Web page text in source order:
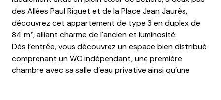
des Allées Paul Riquet et de laPlace Jean Jaurès,
découvrez cet appartement de type 3 en duplex de
84 m², alliant charme de l'ancien et luminosité.
Dès l’entrée, vous découvrez un espace bien distribué
comprenant un WC indépendant, une première
chambre avec sa salle d’eau privative ainsi qu’une